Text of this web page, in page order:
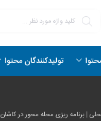
تولیدکنندگان محتوا
| برنامه ریزی محله محور در کاشان